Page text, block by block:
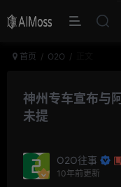
首页 O2O
神州专车宣布与
未提
O2O往事
10年前更新